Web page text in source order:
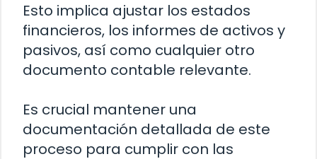
Esto implica ajustar los estados
financieros, los informes de activos y
pasivos, así como cualquier otro
documento contable relevante.
Es crucial mantener una
documentación detallada de este
proceso para cumplir con las